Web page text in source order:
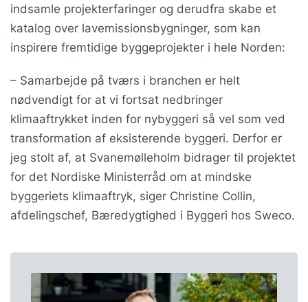
indsamle projekterfaringer og derudfra skabe et
katalog over lavemissionsbygninger, som kan
inspirere fremtidige byggeprojekter i hele Norden:
– Samarbejde på tværs i branchen er helt
nødvendigt for at vi fortsat nedbringer
klimaaftrykket inden for nybyggeri så vel som ved
transformation af eksisterende byggeri. Derfor er
jeg stolt af, at Svanemølleholm bidrager til projektet
for det Nordiske Ministerråd om at mindske
byggeriets klimaaftryk, siger Christine Collin,
afdelingschef, Bæredygtighed i Byggeri hos Sweco.